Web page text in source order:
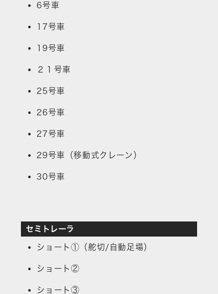
6号車
17号車
19号車
２１号車
25号車
26号車
27号車
29号車（移動式クレーン）
30号車
セミトレーラ
ショート①（舵切/自動足場）
ショート②
ショート③